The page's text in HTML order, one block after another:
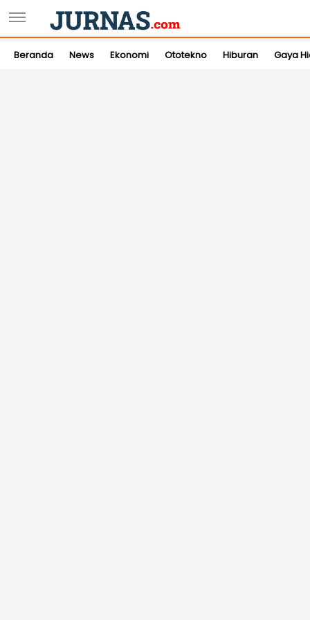
Beranda News Ekonomi Ototekno Hiburan Gaya